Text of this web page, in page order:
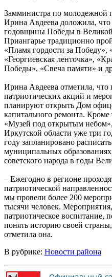
Замминистра по молодежной
Ирина Авдеева доложила,
годовщины Победы в
Приангарье традиционно
«Пламя гордости за Победу»,
«Георгиевская ленточка»,
Победы», «Свеча памяти» и
Ирина Авдеева отметила,
патриотических акций и
планируют открыть Дом
капитального ремонта.
«Музей под открытым небом»,
Иркутской области уже три
году запланировано
муниципальных
советского народа в годы
– Ежегодно в регионе
патриотической
мы провели более 200
тысячи человек.
патриотическое
понять историю своей
отметила она.
В рубрике: Новости района